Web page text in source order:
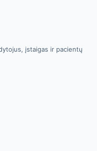
įstaigas ir pacientų